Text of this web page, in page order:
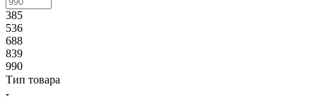
385
536
688
839
990
Тип товара